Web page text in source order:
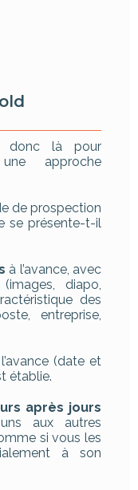
donc là pour
approche
de prospection
se présente-t-il
à l’avance, avec
(images, diapo,
des
entreprise,
(date et
établie.
après jours
aux autres
si vous les
à son